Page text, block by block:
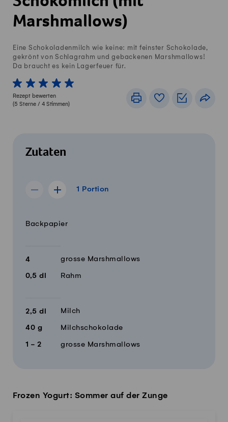
Marshmallows)
Eine Schokoladenmilch wie keine: mit feinster Schokolade,
gekrönt von Schlagrahm und gebackenen Marshmallows!
Da braucht es kein Lagerfeuer für.
1 von 5 Sterne
2 von 5 Sterne
3 von 5 Sterne
4 von 5 Sterne
5 von 5 Sterne
Rezept bewerten
(5 Sterne / 4 Stimmen)
DruckenRezeptbuch
Zutaten
1 Portion
Rezept für 0 Portionen anzeigen
Rezept für 2 Portionen anzeigen
1 Portion
MengeZutaten
Backpapier
4 grosse Marshmallows
0,5 dl Rahm
2,5 dl Milch
40 g Milchschokolade
1 - 2 grosse Marshmallows
Frozen Yogurt: Sommer auf der Zunge